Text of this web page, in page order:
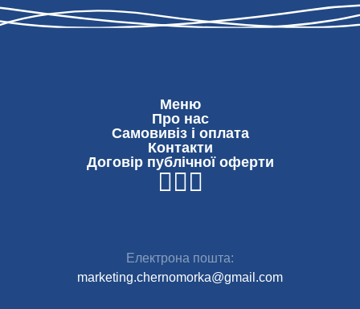
Меню
Про нас
Самовивіз і оплата
Контакти
Договір публічної оферти
Електрона пошта:
marketing.chernomorka@gmail.com